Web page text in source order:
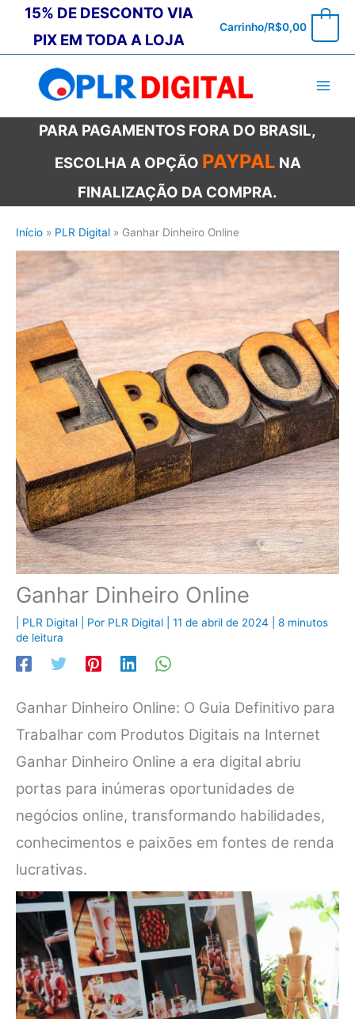
conteúdo
15% DE DESCONTO VIA
PIX EM TODA A LOJA
Carrinho/R$0,00
PARA PAGAMENTOS FORA DO BRASIL,
ESCOLHA A OPÇÃO PAYPAL NA
FINALIZAÇÃO DA COMPRA.
Início PLR Digital Ganhar Dinheiro Online
Ganhar Dinheiro Online
PLR Digital | Por PLR Digital 11 de abril de 2024
8 minutos
de leitura
Ganhar Dinheiro Online: O Guia Definitivo para
Trabalhar com Produtos Digitais na Internet
Ganhar Dinheiro Online a era digital abriu
portas para inúmeras oportunidades de
negócios online, transformando habilidades,
conhecimentos e paixões em fontes de renda
lucrativas.